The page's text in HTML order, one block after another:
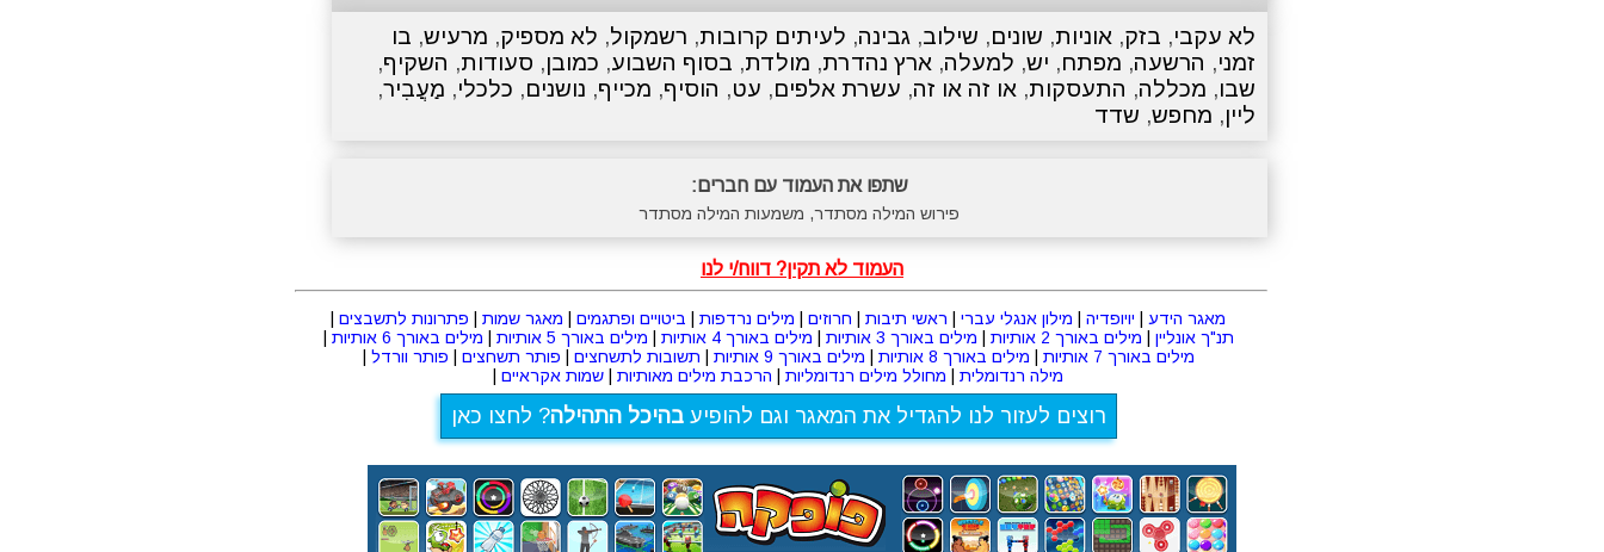
לא עקבי, בזק, אוניות, שונים, שילוב, גבינה, לעיתים קרובות, רשמקול, לא מספיק, מרעיש, בו
זמני, הרשעה, מפתח, יש, למעלה, ארץ נהדרת, מולדת, בסוף השבוע, כמובן, סעודות, השקיף,
שבו, מכללה, התעסקות, או זה או זה, עשרת אלפים, עט, הוסיף, מכייף, נושנים, כלכלי, מַעֲבִיר,
ליין, מחפש, שדד
שתפו את העמוד עם חברים:
פירוש המילה מסתדר, משמעות המילה מסתדר
העמוד לא תקין? דווח/י לנו
מאגר הידע יויופדיה מילון אנגלי עברי ראשי תיבות חרוזים מילים נרדפות ביטויים ופתגמים מאגר שמות פתרונות לתשבצים
תנ"ך אונליין
מילים באורך 2 אותיות מילים באורך 3 אותיות מילים באורך 4 אותיות מילים באורך 5 אותיות מילים באורך 6 אותיות
מילים באורך 7 אותיות
מילים באורך 8 אותיות מילים באורך 9 אותיות תשובות לתשחצים פותר תשחצים פותר וורדל
מילה רנדומלית
מחולל מילים רנדומליות הרכבת מילים מאותיות שמות אקראיים
רוצים לעזור לנו להגדיל את המאגר וגם להופיעבהיכל התהילה? לחצו כאן